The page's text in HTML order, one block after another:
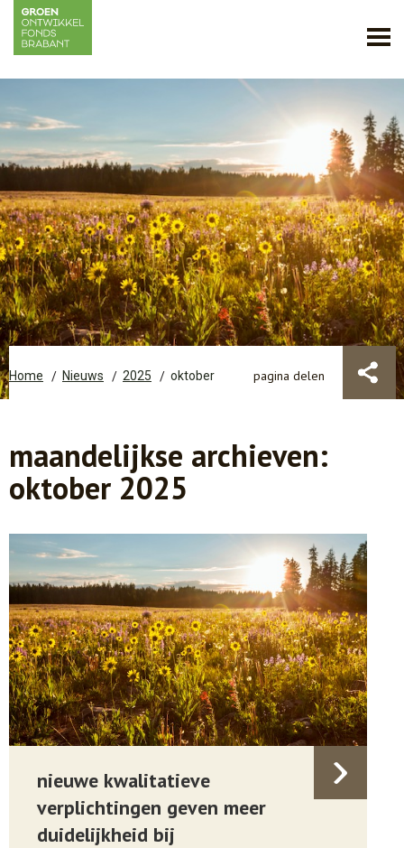
Home Nieuws 2025 oktober pagina delen
maandelijkse archieven:
oktober 2025
nieuwe kwalitatieve
verplichtingen geven meer
duidelijkheid bij